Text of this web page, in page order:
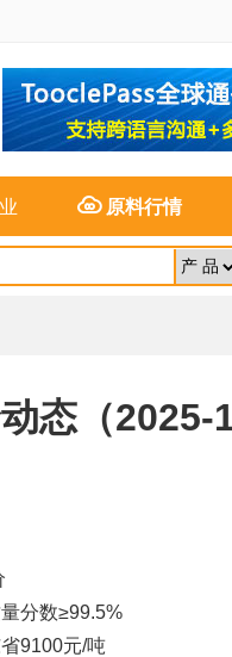
原料行情
态（2025-
分数≥99.5%
9100元/吨